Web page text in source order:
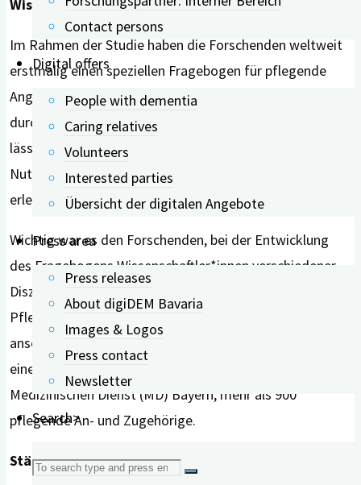
Contact persons
Digital offers
People with dementia
Caring relatives
Volunteers
Interested parties
Übersicht der digitalen Angebote
Press area
Press releases
About digiDEM Bavaria
Images & Logos
Press contact
Newsletter
Search>
Search
Wissenschaftlich gültig erfassbar
Im Rahmen der Studie haben die Forschenden weltweit
erstmalig einen speziellen Fragebogen für pflegende
Angehörige entwickelt, mit dem sich der Zugewinn
durch häusliche Pflege wissenschaftlich gültig erfassen
lässt. Mit dessen Hilfe erfahren die Pflegenden einen
Nutzen für sich selbst. Gleichzeitig lernen sie, dass der
erlebte Nutzen das Ergebnis ihrer Pflegetätigkeit ist.
Wichtig war es den Forschenden, bei der Entwicklung
des Fragebogens Wissenschaftler*innen verschiedener
Disziplinen, Expert*innen aus Demenzversorgung und
Pflege sowie Angehörige einzubeziehen. Im Rahmen der
anschließenden Studie befragten die Forschenden in
einer repräsentativen Piloterhebung, unterstützt vom
Medizinischen Dienst (MD) Bayern, mehr als 900
pflegende An- und Zugehörige.
Stärkung der häuslichen Pflege in Deutschland